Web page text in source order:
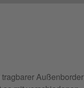
Außenborder